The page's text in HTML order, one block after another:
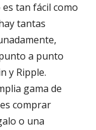
tan fácil como
tantas
a punto
y Ripple.
gama de
comprar
o una